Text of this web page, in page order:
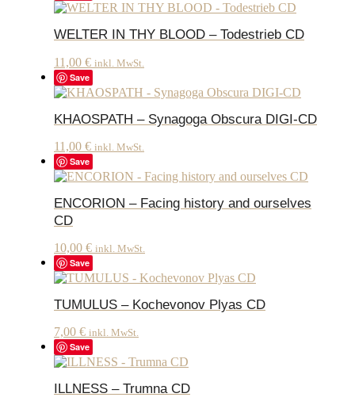
WELTER IN THY BLOOD – Todestrieb CD
11,00 € inkl. MwSt.
Save
KHAOSPATH – Synagoga Obscura DIGI-CD
11,00 € inkl. MwSt.
Save
ENCORION – Facing history and ourselves
CD
10,00 € inkl. MwSt.
Save
TUMULUS – Kochevonov Plyas CD
7,00 € inkl. MwSt.
Save
ILLNESS – Trumna CD